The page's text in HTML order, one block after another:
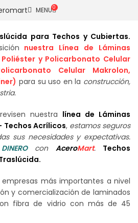
MENU0
para Techos y Cubiertas.
nuestra Línea de Láminas
y Policarbonato Celular
Celular Makrolon,
para su uso en la construcción,
nuestra línea de Láminas
Techos Acrílicos, estamos seguros
sus necesidades y expectativas.
con AceroMart.
Techos
más importantes a nivel
y comercialización de laminados
fibra de vidrio con más de 45
Haz click para consultar los medios
oficiales de Aceromart®.